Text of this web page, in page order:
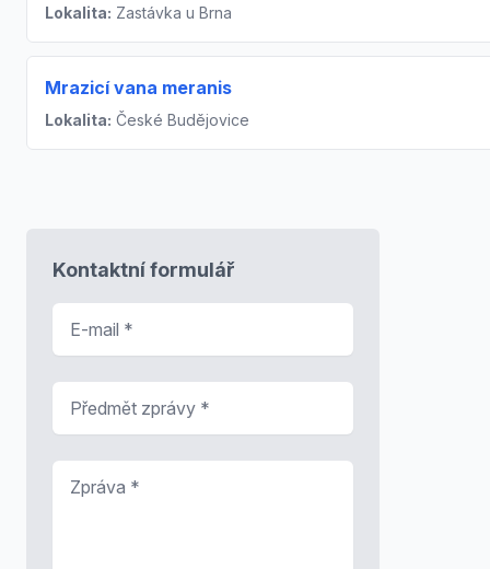
Lokalita: Zastávka u Brna
Mrazicí vana meranis
Lokalita: České Budějovice
Kontaktní formulář